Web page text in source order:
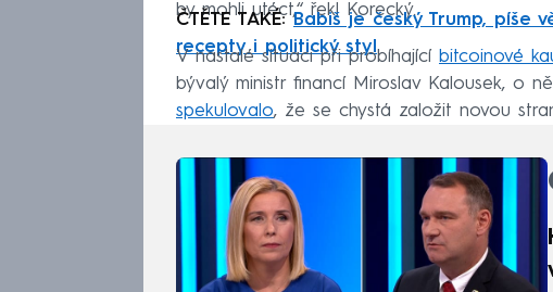
by mohli utéct,“ řekl Korecký.
ČTĚTE TAKÉ:Babiš je český Trump, píše
recepty i politický styl
V nastalé situaci při probíhající bitcoinové
bývalý ministr financí Miroslav Kalousek, o
spekulovalo, že se chystá založit novou